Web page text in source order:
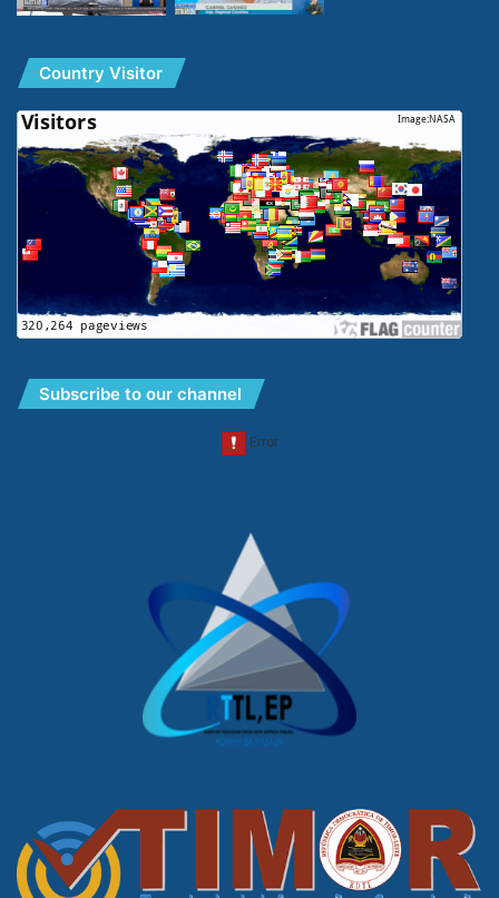
Country Visitor
Subscribe to our channel